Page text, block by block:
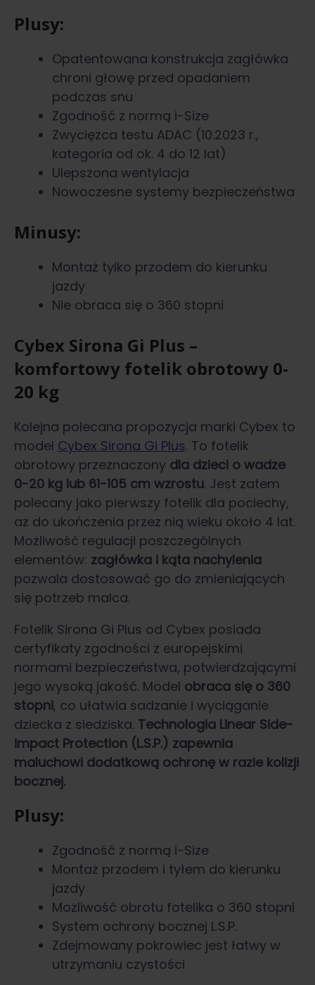
Plusy:
Opatentowana konstrukcja zagłówka
chroni głowę przed opadaniem
podczas snu
Zgodność z normą i-Size
Zwycięzca testu ADAC (10.2023 r.,
kategoria od ok. 4 do 12 lat)
Ulepszona wentylacja
Nowoczesne systemy bezpieczeństwa
Minusy:
Montaż tylko przodem do kierunku
jazdy
Nie obraca się o 360 stopni
Cybex Sirona Gi Plus –
komfortowy fotelik obrotowy 0-
20 kg
Kolejna polecana propozycja marki Cybex to
model Cybex Sirona Gi Plus. To fotelik
obrotowy przeznaczony dla dzieci o wadze
0-20 kg lub 61-105 cm wzrostu. Jest zatem
polecany jako pierwszy fotelik dla pociechy,
aż do ukończenia przez nią wieku około 4 lat.
Możliwość regulacji poszczególnych
elementów: zagłówka i kąta nachylenia
pozwala dostosować go do zmieniających
się potrzeb malca.
Fotelik Sirona Gi Plus od Cybex posiada
certyfikaty zgodności z europejskimi
normami bezpieczeństwa, potwierdzającymi
jego wysoką jakość. Model obraca się o 360
stopni, co ułatwia sadzanie i wyciąganie
dziecka z siedziska. Technologia Linear Side-
impact Protection (L.S.P.) zapewnia
maluchowi dodatkową ochronę w razie kolizji
bocznej.
Plusy:
Zgodność z normą i-Size
Montaż przodem i tyłem do kierunku
jazdy
Możliwość obrotu fotelika o 360 stopni
System ochrony bocznej L.S.P.
Zdejmowany pokrowiec jest łatwy w
utrzymaniu czystości